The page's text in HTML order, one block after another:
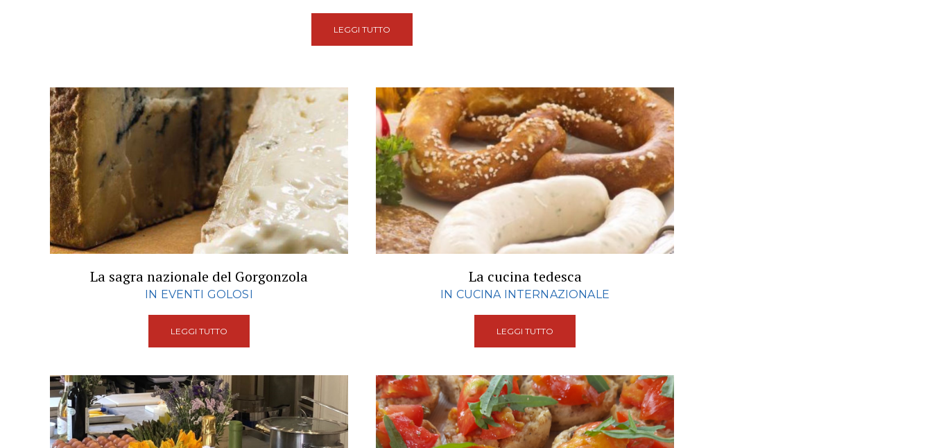
LEGGI TUTTO
La sagra nazionale del Gorgonzola
IN EVENTI GOLOSI
LEGGI TUTTO
La cucina tedesca
IN CUCINA INTERNAZIONALE
LEGGI TUTTO